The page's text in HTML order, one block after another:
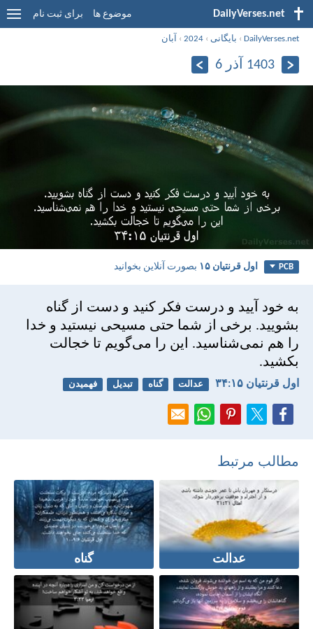
DailyVerses.net موضوع ها برای ثبت نام
DailyVerses.net
› بایگانی ›
2024
› آبان
1403 آذر 6
PCB اول قرنتیان ۱۵ بصورت آنلاین بخوانید
به خود آييد و درست فكر كنيد و دست از گناه
بشوييد. برخی از شما حتی مسيحی نيستيد و خدا
را هم نمی‌شناسيد. اين را می‌گويم تا خجالت
بكشيد.
اول قرنتیان ۱۵:‏۳۴ عدالت گناه تبدیل فهمیدن
مطالب مرتبط
عدالت گناه